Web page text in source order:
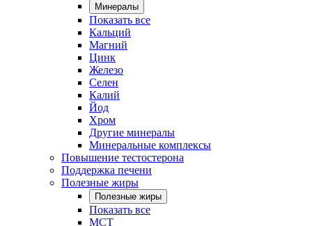
Минералы
Показать все
Кальций
Магний
Цинк
Железо
Селен
Калий
Йод
Хром
Другие минералы
Минеральные комплексы
Повышение тестостерона
Поддержка печени
Полезные жиры
Полезные жиры
Показать все
MCT